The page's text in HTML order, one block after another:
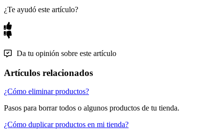
¿Te ayudó este artículo?
Da tu opinión sobre este artículo
Artículos relacionados
¿Cómo eliminar productos?
Pasos para borrar todos o algunos productos de tu tienda.
¿Cómo duplicar productos en mi tienda?